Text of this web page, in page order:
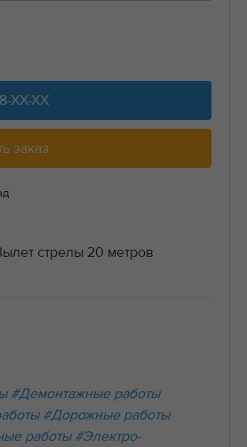
XX-XX
заказ
стрелы 20 метров
#Демонтажные работы
#Дорожные работы
работы #Электро-